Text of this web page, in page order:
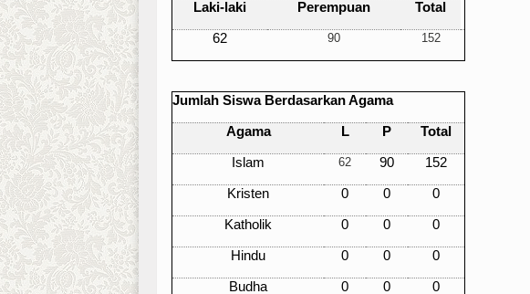
Laki-laki Perempuan Total
62 90 152
Jumlah Siswa Berdasarkan Agama
Agama L P Total
Islam 62 90 152
Kristen 0 0 0
Katholik 0 0 0
Hindu 0 0 0
Budha 0 0 0